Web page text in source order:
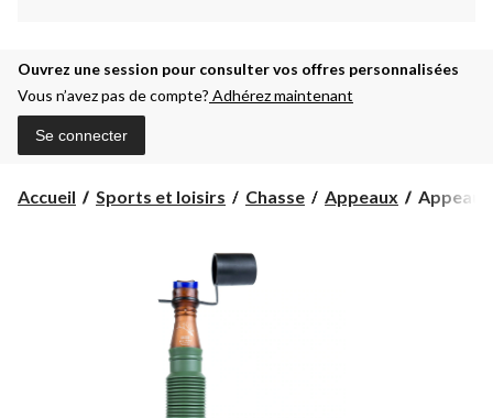
Ouvrez une session pour consulter vos offres personnalisées
Vous n’avez pas de compte? Adhérez maintenant
Se connecter
Accueil Sports et loisirs Chasse Appeaux
Appeau
Appeau